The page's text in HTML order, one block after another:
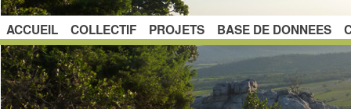
ACCUEIL COLLECTIF PROJETS BASE DE DONNEES